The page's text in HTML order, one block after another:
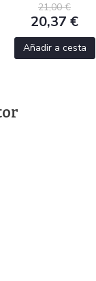
21,00 €
20,37 €
Añadir a cesta